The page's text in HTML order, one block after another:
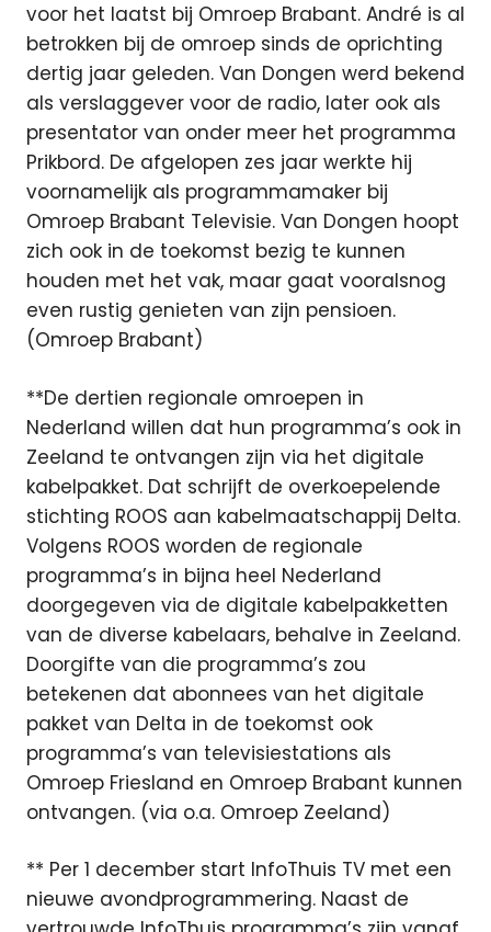
voor het laatst bij Omroep Brabant. André is al
betrokken bij de omroep sinds de oprichting
dertig jaar geleden. Van Dongen werd bekend
als verslaggever voor de radio, later ook als
presentator van onder meer het programma
Prikbord. De afgelopen zes jaar werkte hij
voornamelijk als programmamaker bij
Omroep Brabant Televisie. Van Dongen hoopt
zich ook in de toekomst bezig te kunnen
houden met het vak, maar gaat vooralsnog
even rustig genieten van zijn pensioen.
(Omroep Brabant)
**De dertien regionale omroepen in
Nederland willen dat hun programma’s ook in
Zeeland te ontvangen zijn via het digitale
kabelpakket. Dat schrijft de overkoepelende
stichting ROOS aan kabelmaatschappij Delta.
Volgens ROOS worden de regionale
programma’s in bijna heel Nederland
doorgegeven via de digitale kabelpakketten
van de diverse kabelaars, behalve in Zeeland.
Doorgifte van die programma’s zou
betekenen dat abonnees van het digitale
pakket van Delta in de toekomst ook
programma’s van televisiestations als
Omroep Friesland en Omroep Brabant kunnen
ontvangen. (via o.a. Omroep Zeeland)
** Per 1 december start InfoThuis TV met een
nieuwe avondprogrammering. Naast de